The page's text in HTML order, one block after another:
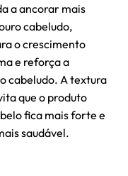
a ancorar mais
cabeludo,
o crescimento
e reforça a
cabeludo. A textura
que o produto
fica mais forte e
saudável.